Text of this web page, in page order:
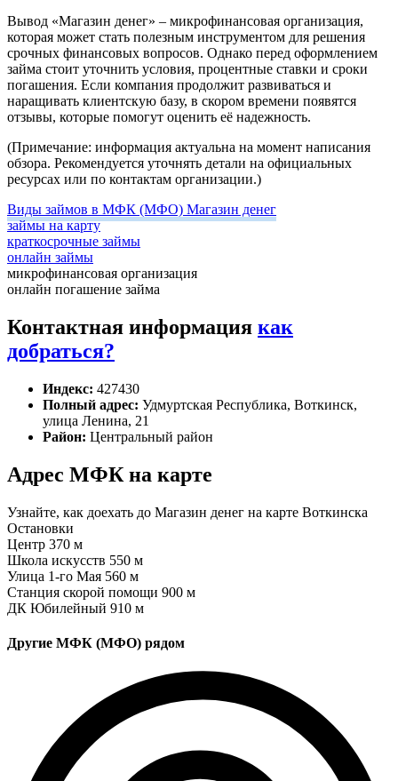
Вывод «Магазин денег» – микрофинансовая организация,
которая может стать полезным инструментом для решения
срочных финансовых вопросов. Однако перед оформлением
займа стоит уточнить условия, процентные ставки и сроки
погашения. Если компания продолжит развиваться и
наращивать клиентскую базу, в скором времени появятся
отзывы, которые помогут оценить её надежность.
(Примечание: информация актуальна на момент написания
обзора. Рекомендуется уточнять детали на официальных
ресурсах или по контактам организации.)
Виды займов в МФК (МФО) Магазин денег
займы на карту
краткосрочные займы
онлайн займы
микрофинансовая организация
онлайн погашение займа
Контактная информация как
добраться?
Индекс: 427430
Полный адрес: Удмуртская Республика, Воткинск,
улица Ленина, 21
Район: Центральный район
Адрес МФК на карте
Узнайте, как доехать до Магазин денег на карте Воткинска
Остановки
Центр 370 м
Школа искусств 550 м
Улица 1-го Мая 560 м
Станция скорой помощи 900 м
ДК Юбилейный 910 м
Другие МФК (МФО) рядом